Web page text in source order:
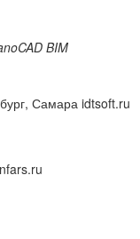
BIM
Самара idtsoft.ru